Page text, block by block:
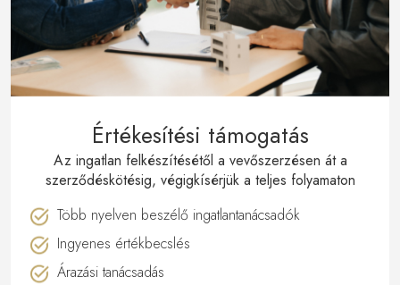
Értékesítési támogatás
Az ingatlan felkészítésétől a vevőszerzésen át a
szerződéskötésig, végigkísérjük a teljes folyamaton
Több nyelven beszélő ingatlantanácsadók
Ingyenes értékbecslés
Árazási tanácsadás